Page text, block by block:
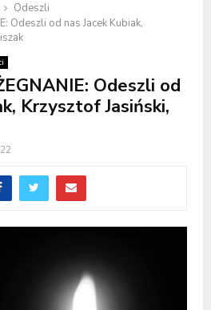
Odeszli
Odeszli od nas Jacek Kubiak,
Odeszli od
Krzysztof Jasiński,